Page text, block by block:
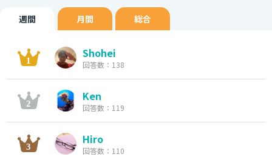
週間 月間 総合
Shohei
回答数：138
Ken
回答数：119
Hiro
回答数：110